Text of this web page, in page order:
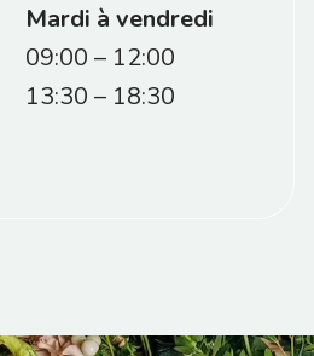
Mardi à vendredi
09:00 – 12:00
13:30 – 18:30